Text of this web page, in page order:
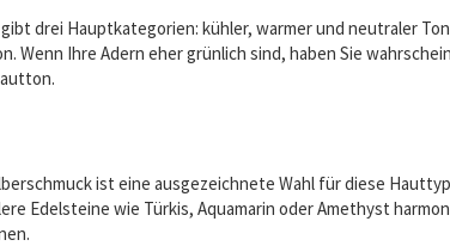
drei Hauptkategorien: kühler, warmer und neutraler
Wenn Ihre Adern eher grünlich sind, haben Sie
ist eine ausgezeichnete Wahl für diese
Edelsteine wie Türkis, Aquamarin oder Amethyst